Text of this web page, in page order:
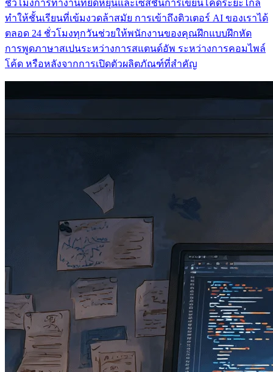
ชั่วโมงการทํางานที่ยืดหยุ่นและเซสชันการเขียนโค้ดระยะไกล
ทําให้ชั้นเรียนที่เข้มงวดล้าสมัย การเข้าถึงติวเตอร์ AI ของเราได้
ตลอด 24 ชั่วโมงทุกวันช่วยให้พนักงานของคุณฝึกแบบฝึกหัด
การพูดภาษาสเปนระหว่างการสแตนด์อัพ ระหว่างการคอมไพล์
โค้ด หรือหลังจากการเปิดตัวผลิตภัณฑ์ที่สําคัญ